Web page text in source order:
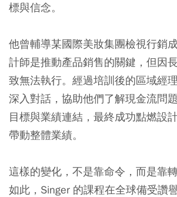
標與信念。
他曾輔導某國際美妝集團檢視行銷
計師是推動產品銷售的關鍵，但因
致無法執行。經過培訓後的區域經
深入對話，協助他們了解現金流問
目標與業績連結，最終成功點燃設
帶動整體業績。
這樣的變化，不是靠命令，而是靠
如此，Singer 的課程在全球備受讚